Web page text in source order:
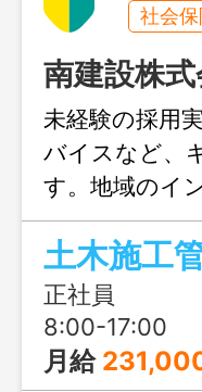
社会
南建設株
未経験の採用
バイスなど、
す。地域のイ
り、安定して
土木施工
正社員
8:00-17:00
月給